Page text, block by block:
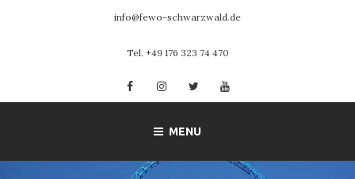
info@fewo-schwarzwald.de
Tel. +49 176 323 74 470
FacebookInstagramTwitter
MENU